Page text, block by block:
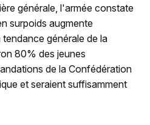
générale, l'armée constate
surpoids augmente
générale de la
80% des jeunes
de la Confédération
et seraient suffisamment